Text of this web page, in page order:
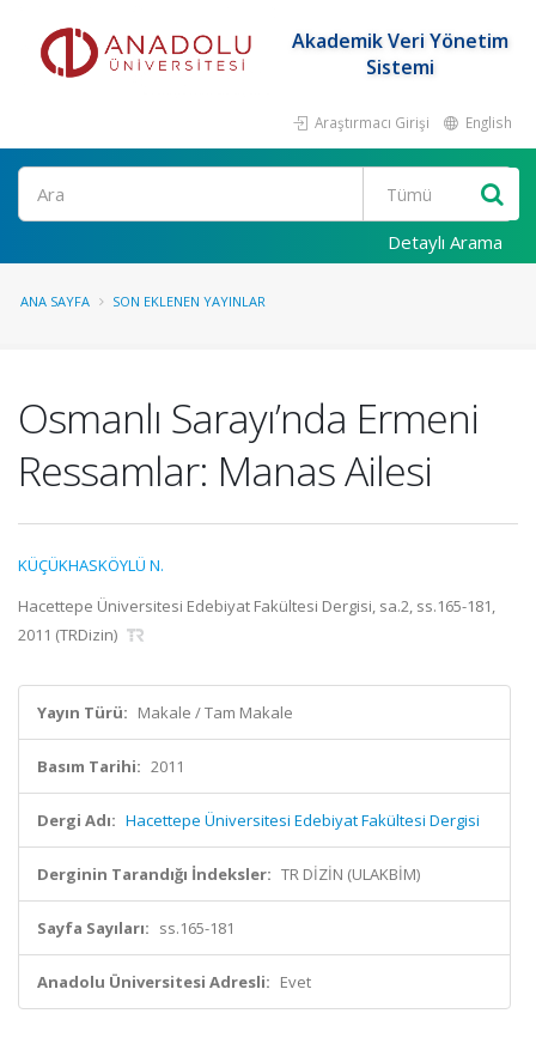
Akademik Veri Yönetim
Sistemi
Araştırmacı Girişi English
Ara
Detaylı Arama
ANA SAYFA SON EKLENEN YAYINLAR
Osmanlı Sarayı’nda Ermeni
Ressamlar: Manas Ailesi
KÜÇÜKHASKÖYLÜ N.
Hacettepe Üniversitesi Edebiyat Fakültesi Dergisi, sa.2, ss.165-181,
2011 (TRDizin)
Yayın Türü: Makale / Tam Makale
Basım Tarihi: 2011
Dergi Adı: Hacettepe Üniversitesi Edebiyat Fakültesi Dergisi
Derginin Tarandığı İndeksler: TR DİZİN (ULAKBİM)
Sayfa Sayıları: ss.165-181
Anadolu Üniversitesi Adresli: Evet